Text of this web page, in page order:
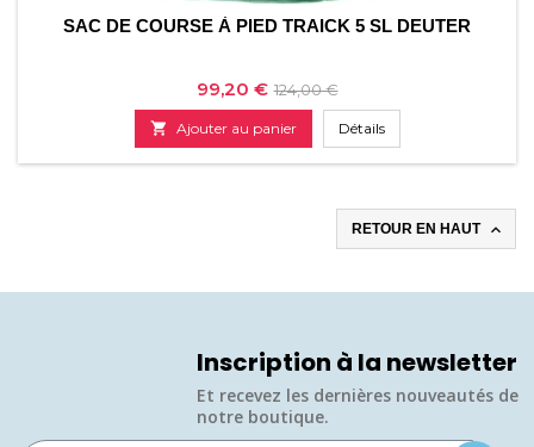
SAC DE COURSE À PIED TRAICK 5 SL DEUTER
Prix
99,20 € Prix
de
base
124,00 €
 Ajouter au panier Détails
RETOUR EN HAUT 
Inscription à la newsletter
Et recevez les dernières nouveautés de
notre boutique.​